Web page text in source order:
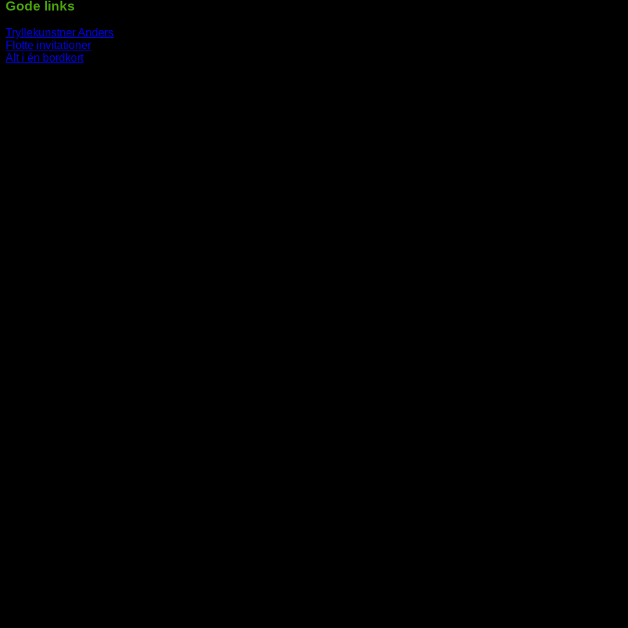
Gode links
Tryllekunstner Anders
Flotte invitationer
Alt i én bordkort